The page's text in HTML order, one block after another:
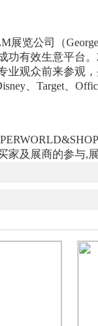
览公司（
有效生意平台
业观众前来参
、Target、
及展商的参与,